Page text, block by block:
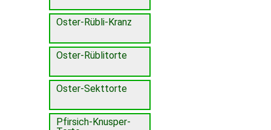
Oster-Rübli-Kranz
Oster-Rüblitorte
Oster-Sekttorte
Pfirsich-Knusper-